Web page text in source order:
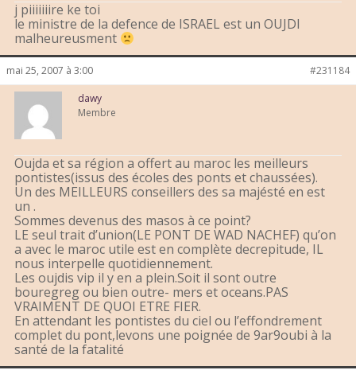
j piiiiiiire ke toi
le ministre de la defence de ISRAEL est un OUJDI
malheureusment
mai 25, 2007 à 3:00 #231184
dawy
Membre
Oujda et sa région a offert au maroc les meilleurs
pontistes(issus des écoles des ponts et chaussées).
Un des MEILLEURS conseillers des sa majésté en est
un .
Sommes devenus des masos à ce point?
LE seul trait d’union(LE PONT DE WAD NACHEF) qu’on
a avec le maroc utile est en complète decrepitude, IL
nous interpelle quotidiennement.
Les oujdis vip il y en a plein.Soit il sont outre
bouregreg ou bien outre- mers et oceans.PAS
VRAIMENT DE QUOI ETRE FIER.
En attendant les pontistes du ciel ou l’effondrement
complet du pont,levons une poignée de 9ar9oubi à la
santé de la fatalité